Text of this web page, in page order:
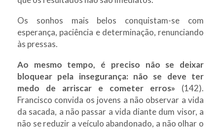
Os sonhos mais belos conquistam-se com
esperança, paciência e determinação, renunciando
às pressas.
Ao mesmo tempo, é preciso não se deixar
bloquear pela insegurança: não se deve ter
medo de arriscar e cometer erros» (142).
Francisco convida os jovens a não observar a vida
da sacada, a não passar a vida diante dum visor, a
não se reduzir a veículo abandonado, a não olhar o